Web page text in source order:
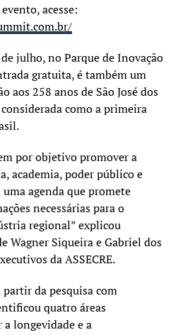
acesse:
julho, no Parque de Inovação
gratuita, é também um
aos 258 anos de São José dos
como a primeira
por objetivo promover a
academia, poder público e
agenda que promete
necessárias para o
regional” explicou
Wagner Siqueira e Gabriel dos
da ASSECRE.
da pesquisa com
quatro áreas
longevidade e a